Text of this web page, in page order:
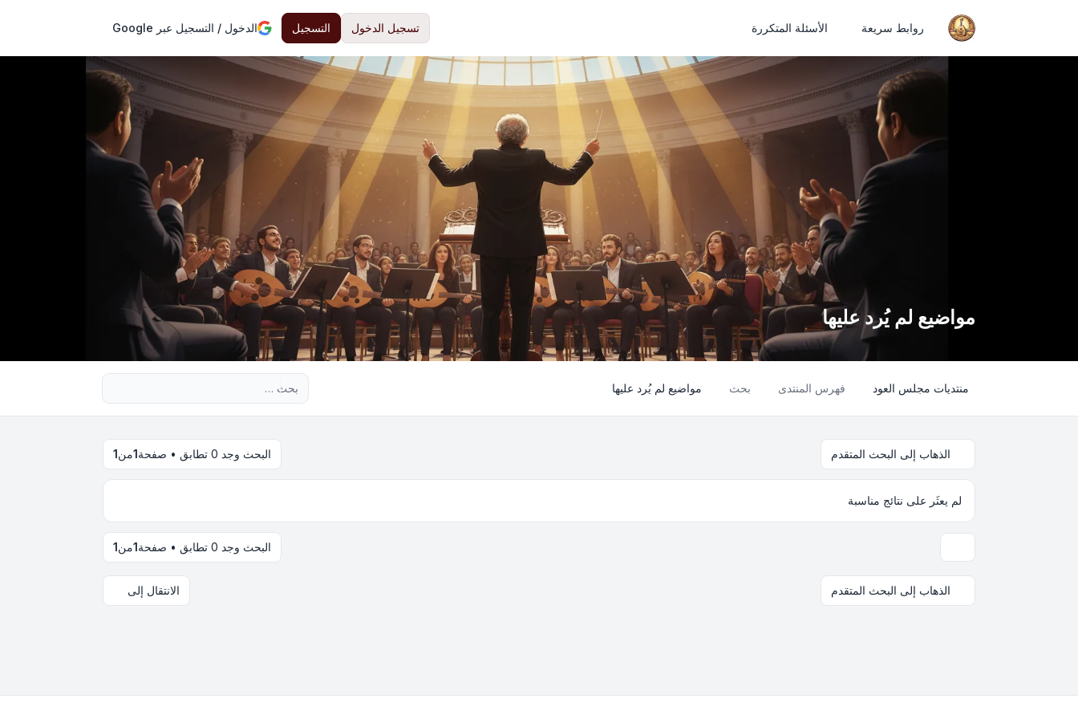
روابط سريعة الأسئلة المتكررة تسجيل الدخول التسجيل الدخول / التسجيل عبر Google
مواضيع لم يُرد عليها
منتديات مجلس العود فهرس المنتدى بحث مواضيع لم يُرد عليها
الذهاب إلى البحث المتقدم البحث وجد 0 تطابق • صفحة 1من1
لم يعثَر على نتائج مناسبة
البحث وجد 0 تطابق • صفحة 1من1
الذهاب إلى البحث المتقدم الانتقال إلى